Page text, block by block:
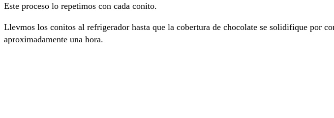
Este proceso lo repetimos con cada conito.
Llevmos los conitos al refrigerador hasta que la cobertura de chocolate se solidifique por
aproximadamente una hora.